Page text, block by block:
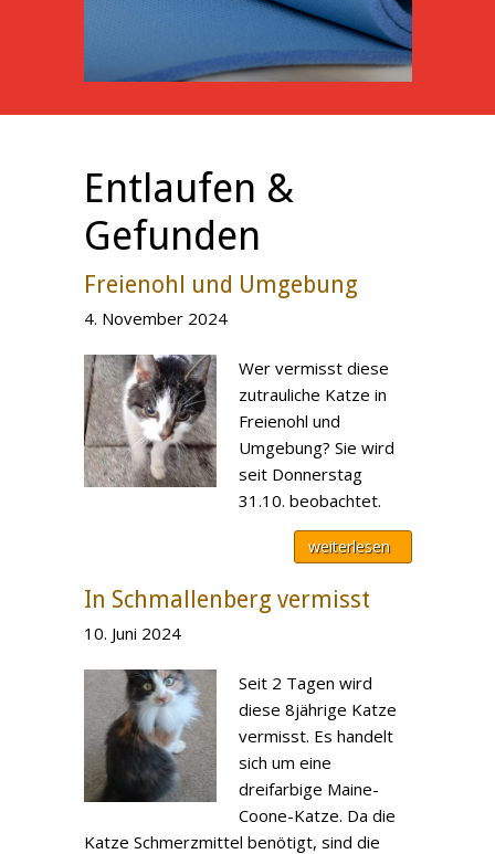
Entlaufen &
Gefunden
Freienohl und Umgebung
4. November 2024
Wer vermisst diese
zutrauliche Katze in
Freienohl und
Umgebung? Sie wird
seit Donnerstag
31.10. beobachtet.
weiterlesen
In Schmallenberg vermisst
10. Juni 2024
Seit 2 Tagen wird
diese 8jährige Katze
vermisst. Es handelt
sich um eine
dreifarbige Maine-
Coone-Katze. Da die
Katze Schmerzmittel benötigt, sind die